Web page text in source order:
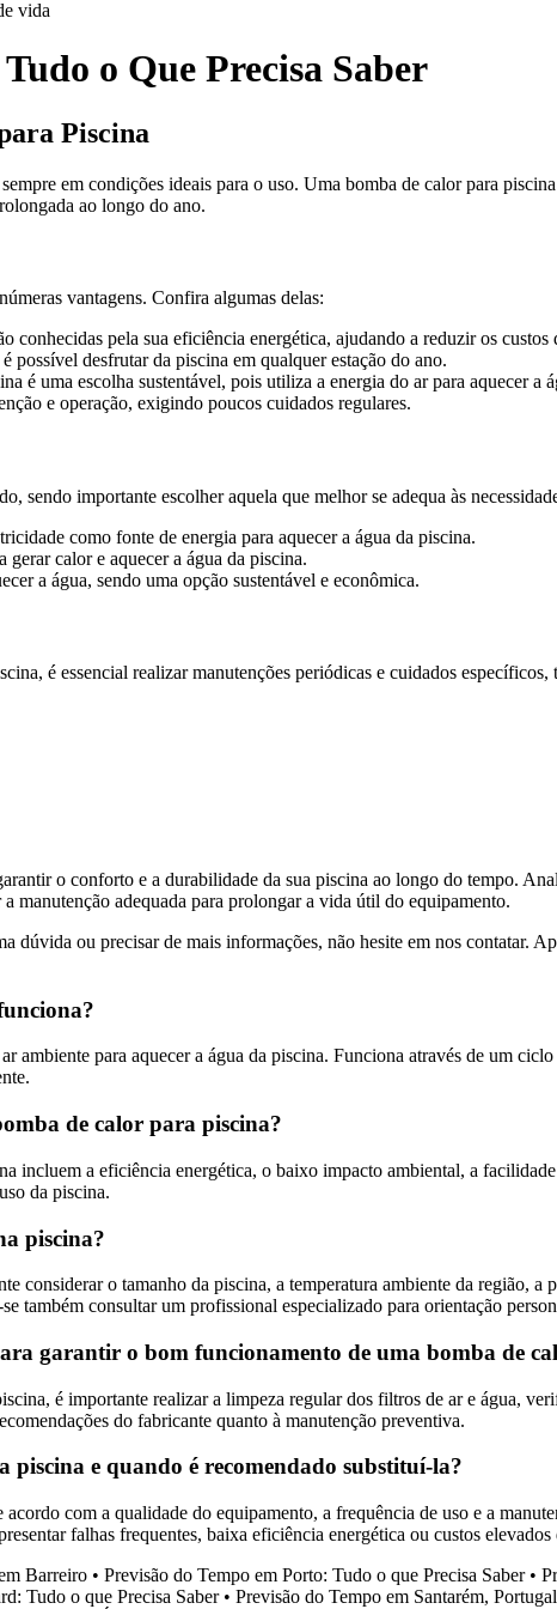
vida
o Que Precisa Saber
Piscina
em condições ideais para o uso. Uma bomba de calor para
ao longo do ano.
vantagens. Confira algumas delas:
conhecidas pela sua eficiência energética, ajudando a reduzir os custos
possível desfrutar da piscina em qualquer estação do ano.
é uma escolha sustentável, pois utiliza a energia do ar para aquecer a
e operação, exigindo poucos cuidados regulares.
sendo importante escolher aquela que melhor se adequa às
como fonte de energia para aquecer a água da piscina.
calor e aquecer a água da piscina.
a água, sendo uma opção sustentável e econômica.
é essencial realizar manutenções periódicas e cuidados específicos,
o conforto e a durabilidade da sua piscina ao longo do tempo.
manutenção adequada para prolongar a vida útil do equipamento.
dúvida ou precisar de mais informações, não hesite em nos contatar.
ambiente para aquecer a água da piscina. Funciona através de um
de calor para piscina?
incluem a eficiência energética, o baixo impacto ambiental, a
da piscina.
piscina?
considerar o tamanho da piscina, a temperatura ambiente da região,
também consultar um profissional especializado para orientação
garantir o bom funcionamento de uma bomba de
é importante realizar a limpeza regular dos filtros de ar e água,
do fabricante quanto à manutenção preventiva.
e quando é recomendado substituí-la?
com a qualidade do equipamento, a frequência de uso e a
falhas frequentes, baixa eficiência energética ou custos elevados
Barreiro • Previsão do Tempo em Porto: Tudo o que Precisa Saber•
Tudo o que Precisa Saber• Previsão do Tempo em Santarém,